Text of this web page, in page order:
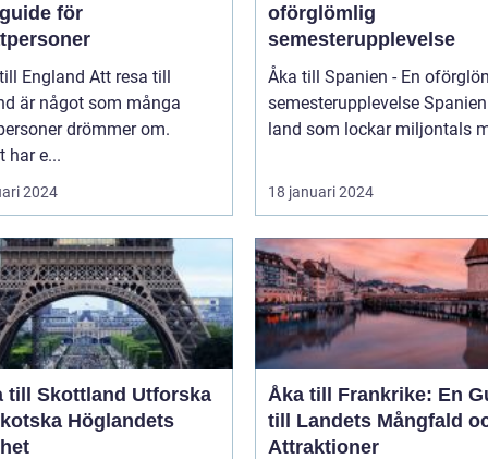
för
Att resa till
är något som många
drömmer om.
har e...
2024
oförglömlig
semesterupplevelse
Åka till Spanien - En
semesterupplevelse Spanien är ett
land som lockar miljontals
18 januari 2024
Skottland Utforska
Höglandets
Åka till Frankrike: En
till Landets Mångfald
Attraktioner